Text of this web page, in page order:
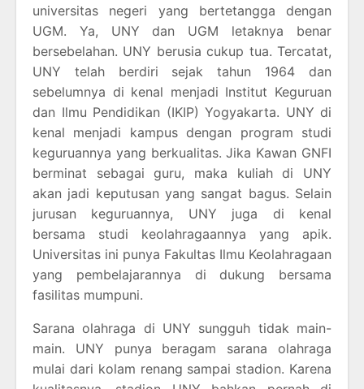
universitas negeri yang bertetangga dengan
UGM. Ya, UNY dan UGM letaknya benar
bersebelahan. UNY berusia cukup tua. Tercatat,
UNY telah berdiri sejak tahun 1964 dan
sebelumnya di kenal menjadi Institut Keguruan
dan Ilmu Pendidikan (IKIP) Yogyakarta. UNY di
kenal menjadi kampus dengan program studi
keguruannya yang berkualitas. Jika Kawan GNFI
berminat sebagai guru, maka kuliah di UNY
akan jadi keputusan yang sangat bagus. Selain
jurusan keguruannya, UNY juga di kenal
bersama studi keolahragaannya yang apik.
Universitas ini punya Fakultas Ilmu Keolahragaan
yang pembelajarannya di dukung bersama
fasilitas mumpuni.
Sarana olahraga di UNY sungguh tidak main-
main. UNY punya beragam sarana olahraga
mulai dari kolam renang sampai stadion. Karena